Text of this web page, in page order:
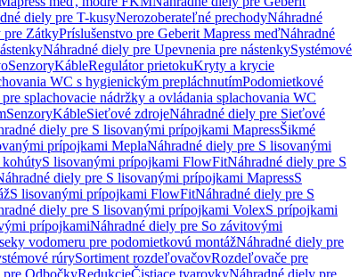
diely pre T-kusyNerozoberateľné prechodyNáhradné
pre ZátkyPríslušenstvo pre Geberit Mapress meďNáhradné
Náhradné diely pre Upevnenia pre nástenkySystémové
SenzoryKábleRegulátor prietokuKryty a krycie
WC s hygienickým prepláchnutímPodomietkové
splachovacie nádržky a ovládania splachovania WC
SenzoryKábleSieťové zdrojeNáhradné diely pre Sieťové
diely pre S lisovanými prípojkami MapressŠikmé
prípojkami MeplaNáhradné diely pre S lisovanými
kohútyS lisovanými prípojkami FlowFitNáhradné diely pre S
diely pre S lisovanými prípojkami MapressS
S lisovanými prípojkami FlowFitNáhradné diely pre S
diely pre S lisovanými prípojkami VolexS prípojkami
prípojkamiNáhradné diely pre So závitovými
vodomeru pre podomietkovú montážNáhradné diely pre
rúrySortiment rozdeľovačovRozdeľovače pre
pre OdbočkyRedukcieČistiace tvarovkyNáhradné diely pre